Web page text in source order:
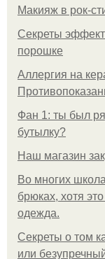
Макияж в рок-
Секреты
порошке
Аллергия на
Фан 1: ты был
бутылку?
Нaш магaзин
Во многих
брюках, хотя
одежда.
Секреты о том
или